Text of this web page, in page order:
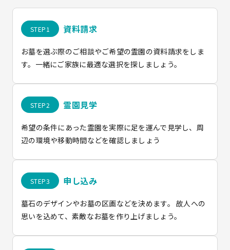
資料請求
お墓を選ぶ際のご相談やご希望の霊園の資料請求をしま
す。一緒にご家族に最適な選択を探しましょう。
霊園見学
希望の条件にあった霊園を実際に足を運んで見学し、周
辺の環境や移動時間などを確認しましょう
申し込み
墓石のデザインやお墓の区画などを決めます。 故人への
思いを込めて、素敵なお墓を作り上げましょう。